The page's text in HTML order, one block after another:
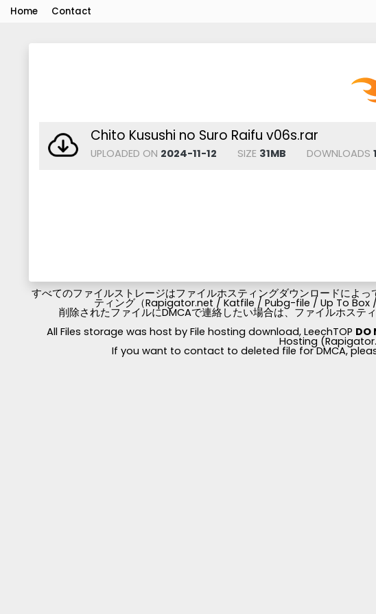
Home Contact
Chito Kusushi no Suro Raifu v06s.rar
UPLOADED ON 2024-11-12 SIZE 31MB DOWNLOADS
すべてのファイルストレージはファイルホスティングダウンロードによ
ティング（Rapigator.net / Katfile / Pubg-file / Up To Box /
削除されたファイルにDMCAで連絡したい場合は、ファイルホステ
All Files storage was host by File hosting download, LeechTOP DO
Hosting
If you want to contact to deleted file for DMCA,